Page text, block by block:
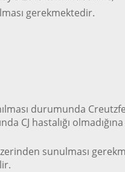
gerekmektedir.
durumunda
CJ hastalığı
sunulması